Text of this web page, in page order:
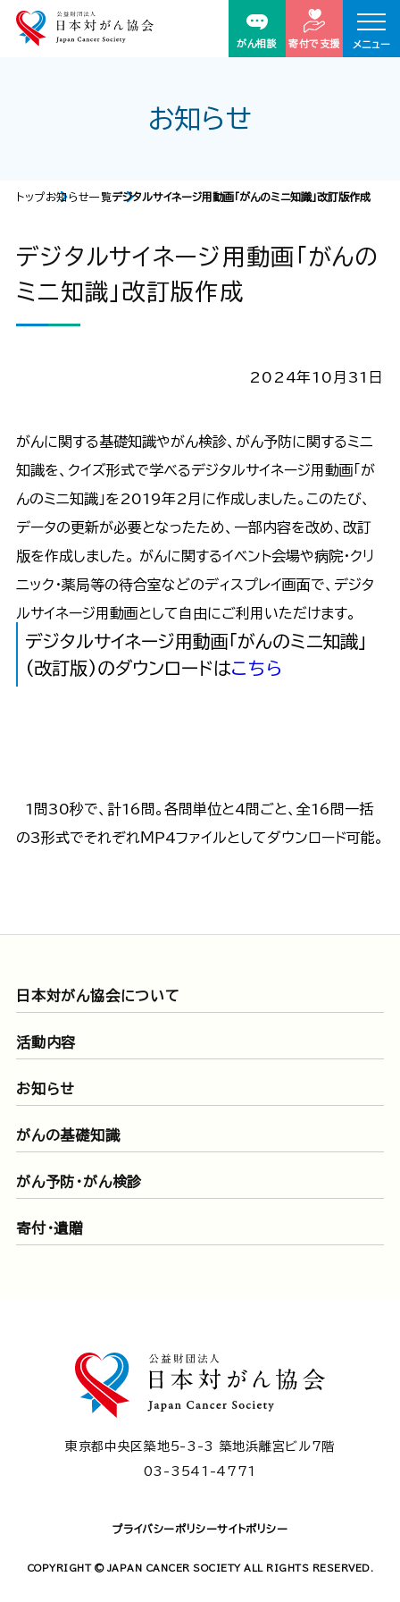
がん相談 寄付で支援 メニュー
お知らせ
トップお知らせ一覧デジタルサイネージ用動画「がんのミニ知識」改訂版作成
デジタルサイネージ用動画「がんの
ミニ知識」改訂版作成
2024年10月31日
がんに関する基礎知識やがん検診、がん予防に関するミニ
知識を、クイズ形式で学べるデジタルサイネージ用動画「が
んのミニ知識」を2019年2月に作成しました。このたび、
データの更新が必要となったため、一部内容を改め、改訂
版を作成しました。 がんに関するイベント会場や病院・クリ
ニック・薬局等の待合室などのディスプレイ画面で、デジタ
ルサイネージ用動画として自由にご利用いただけます。
デジタルサイネージ用動画「がんのミニ知識」
(改訂版)のダウンロードはこちら
1問30秒で、計16問。各問単位と4問ごと、全16問一括
の3形式でそれぞれＭＰ4ファイルとしてダウンロード可能。
日本対がん協会について
活動内容
お知らせ
がんの基礎知識
がん予防・がん検診
寄付・遺贈
東京都中央区築地5-3-3 築地浜離宮ビル7階
03-3541-4771
プライバシーポリシーサイトポリシー
COPYRIGHT © JAPAN CANCER SOCIETY ALL RIGHTS RESERVED.